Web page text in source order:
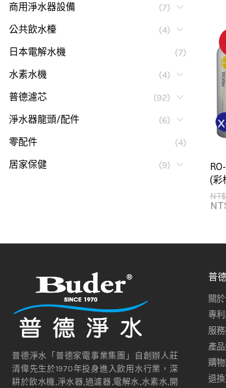
商用淨水器設備
(7)
公共飲水檯
(4)
日本電解水機
(7)
水素水機
(4)
普德濾芯
(92)
淨水器龍頭/配件
(6)
零配件
(4)
居家保健
(9)
(彩
NT$
普德淨水「普德家電事業集團」自創辦人莊
清偉先生於1970年投身進入飲用水行業，深
耕於飲水機,淨水器,過濾器,電解水,水素水,開
普
關
專
服
產
購
退